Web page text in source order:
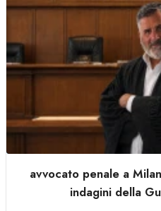
avvocato penale a
indagini della